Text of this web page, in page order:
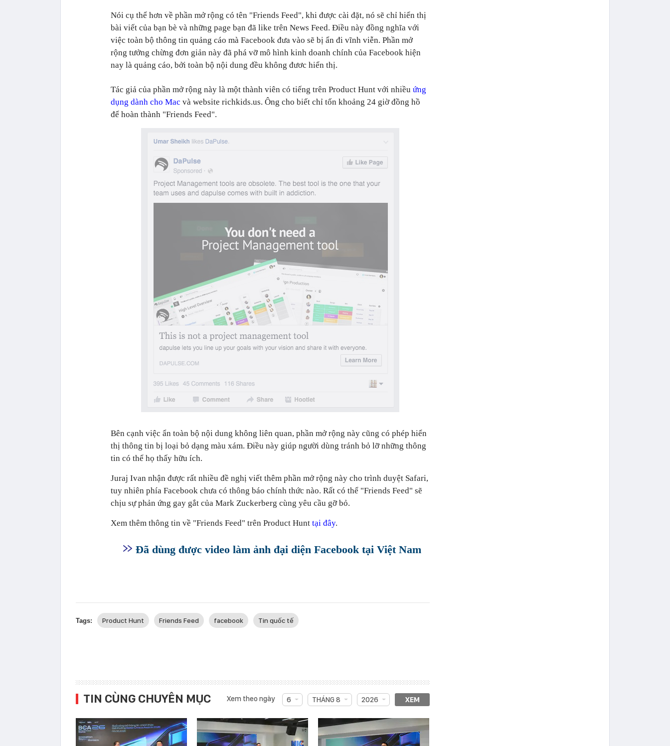
Nói cụ thể hơn về phần mở rộng có tên "Friends Feed", khi được cài đặt, nó sẽ chỉ hiển thị
bài viết của bạn bè và những page bạn đã like trên News Feed. Điều này đồng nghĩa với
việc toàn bộ thông tin quảng cáo mà Facebook đưa vào sẽ bị ẩn đi vĩnh viễn. Phần mở
rộng tưởng chừng đơn giản này đã phá vỡ mô hình kinh doanh chính của Facebook hiện
nay là quảng cáo, bởi toàn bộ nội dung đều không đươc hiển thị.
Tác giả của phần mở rộng này là một thành viên có tiếng trên Product Hunt với nhiều ứng
dụng dành cho Mac và website richkids.us. Ông cho biết chỉ tốn khoảng 24 giờ đồng hồ
để hoàn thành "Friends Feed".
Bên cạnh việc ẩn toàn bộ nội dung không liên quan, phần mở rộng này cũng có phép hiển
thị thông tin bị loại bỏ dạng màu xám. Điều này giúp người dùng tránh bỏ lỡ những thông
tin có thể họ thấy hữu ích.
Juraj Ivan nhận được rất nhiều đề nghị viết thêm phần mở rộng này cho trình duyệt Safari,
tuy nhiên phía Facebook chưa có thông báo chính thức nào. Rất có thể "Friends Feed" sẽ
chịu sự phản ứng gay gắt của Mark Zuckerberg cùng yêu cầu gỡ bỏ.
Xem thêm thông tin về "Friends Feed" trên Product Hunt tại đây.
Đã dùng được video làm ảnh đại diện Facebook tại Việt Nam
Tags: Product Hunt Friends Feed facebook Tin quốc tế
TIN CÙNG CHUYÊN MỤC Xem theo ngày 6 THÁNG 8 2026 XEM